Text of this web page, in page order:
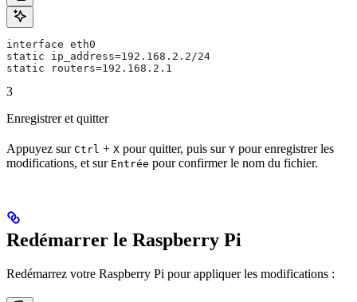
interface eth0
static ip_address=192.168.2.2/24
static routers=192.168.2.1
3
Enregistrer et quitter
Appuyez sur Ctrl + X pour quitter, puis sur Y pour enregistrer les
modifications, et sur Entrée pour confirmer le nom du fichier.
Redémarrer le Raspberry Pi
Redémarrez votre Raspberry Pi pour appliquer les modifications :